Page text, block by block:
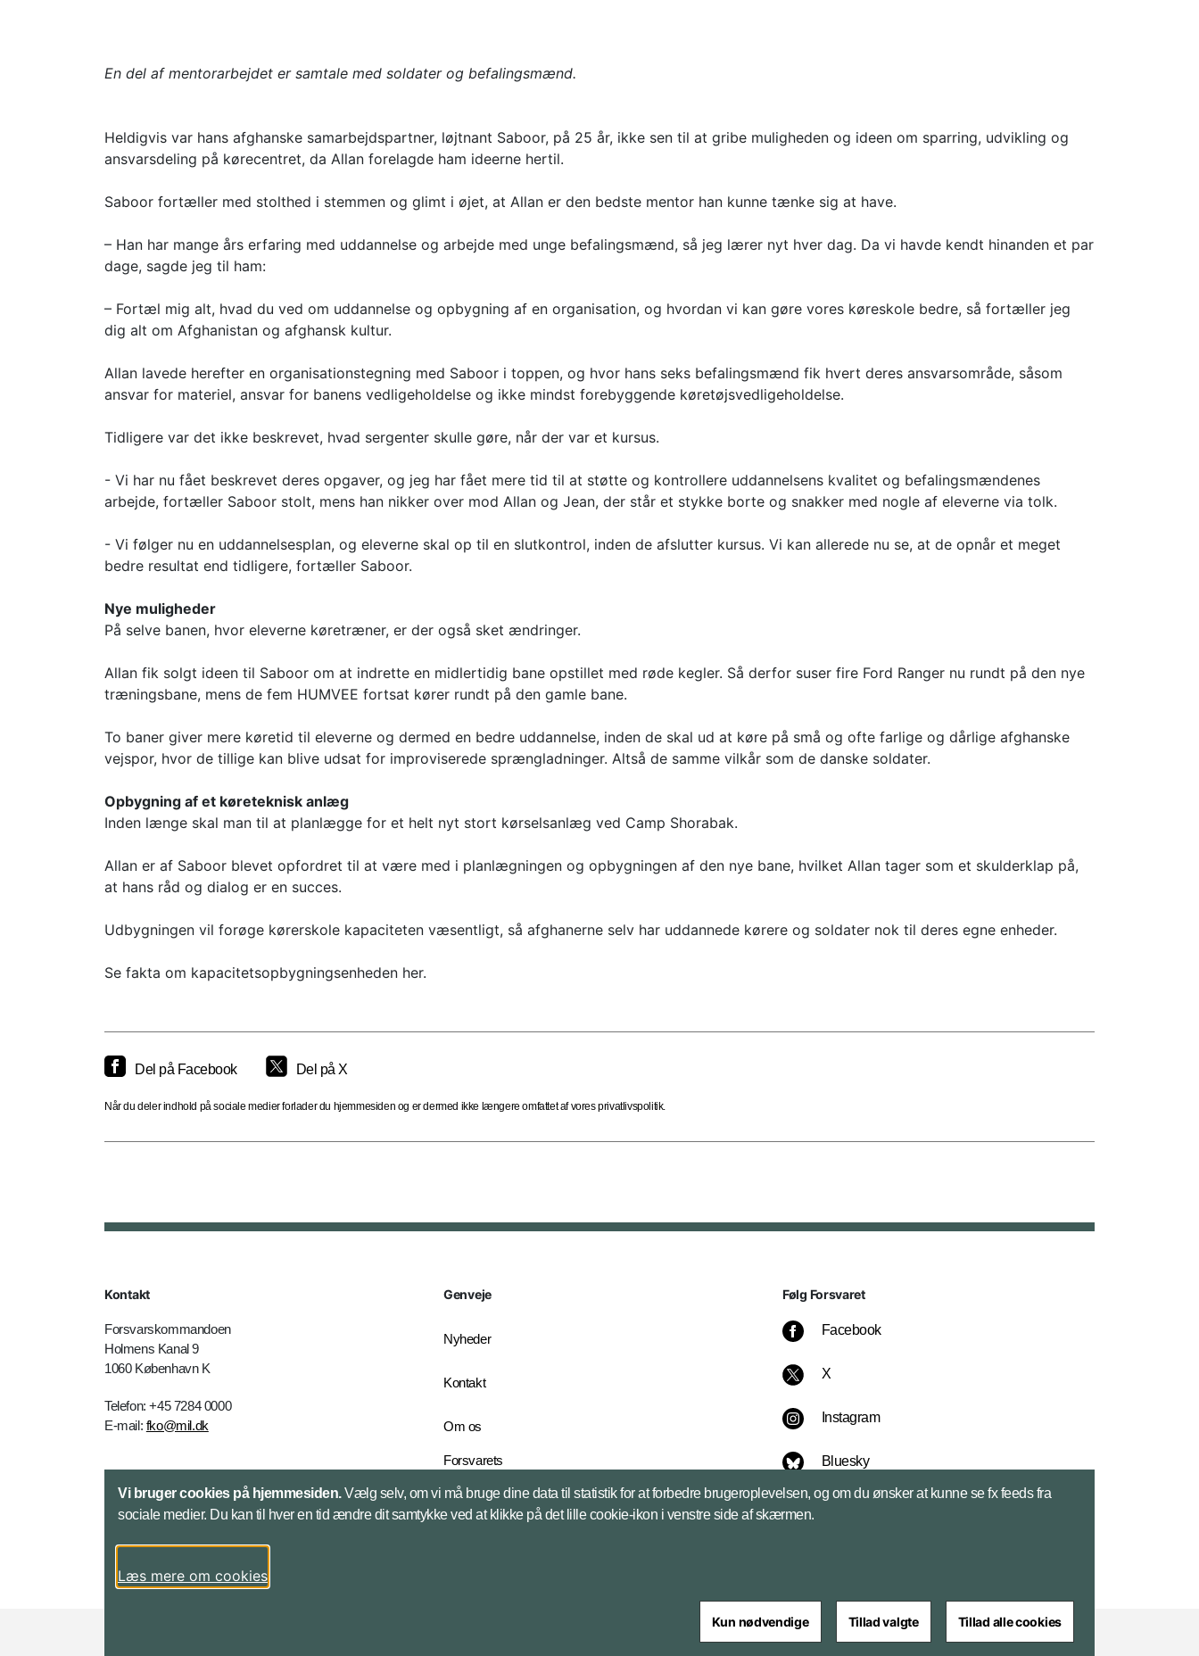
En del af mentorarbejdet er samtale med soldater og befalingsmænd.
Heldigvis var hans afghanske samarbejdspartner, løjtnant Saboor, på 25 år, ikke sen til at gribe muligheden og ideen om sparring, udvikling og
ansvarsdeling på kørecentret, da Allan forelagde ham ideerne hertil.
Saboor fortæller med stolthed i stemmen og glimt i øjet, at Allan er den bedste mentor han kunne tænke sig at have.
– Han har mange års erfaring med uddannelse og arbejde med unge befalingsmænd, så jeg lærer nyt hver dag. Da vi havde kendt hinanden et par
dage, sagde jeg til ham:
– Fortæl mig alt, hvad du ved om uddannelse og opbygning af en organisation, og hvordan vi kan gøre vores køreskole bedre, så fortæller jeg
dig alt om Afghanistan og afghansk kultur.
Allan lavede herefter en organisationstegning med Saboor i toppen, og hvor hans seks befalingsmænd fik hvert deres ansvarsområde, såsom
ansvar for materiel, ansvar for banens vedligeholdelse og ikke mindst forebyggende køretøjsvedligeholdelse.
Tidligere var det ikke beskrevet, hvad sergenter skulle gøre, når der var et kursus.
- Vi har nu fået beskrevet deres opgaver, og jeg har fået mere tid til at støtte og kontrollere uddannelsens kvalitet og befalingsmændenes
arbejde, fortæller Saboor stolt, mens han nikker over mod Allan og Jean, der står et stykke borte og snakker med nogle af eleverne via tolk.
- Vi følger nu en uddannelsesplan, og eleverne skal op til en slutkontrol, inden de afslutter kursus. Vi kan allerede nu se, at de opnår et meget
bedre resultat end tidligere, fortæller Saboor.
Nye muligheder
På selve banen, hvor eleverne køretræner, er der også sket ændringer.
Allan fik solgt ideen til Saboor om at indrette en midlertidig bane opstillet med røde kegler. Så derfor suser fire Ford Ranger nu rundt på den nye
træningsbane, mens de fem HUMVEE fortsat kører rundt på den gamle bane.
To baner giver mere køretid til eleverne og dermed en bedre uddannelse, inden de skal ud at køre på små og ofte farlige og dårlige afghanske
vejspor, hvor de tillige kan blive udsat for improviserede sprængladninger. Altså de samme vilkår som de danske soldater.
Opbygning af et køreteknisk anlæg
Inden længe skal man til at planlægge for et helt nyt stort kørselsanlæg ved Camp Shorabak.
Allan er af Saboor blevet opfordret til at være med i planlægningen og opbygningen af den nye bane, hvilket Allan tager som et skulderklap på,
at hans råd og dialog er en succes.
Udbygningen vil forøge kørerskole kapaciteten væsentligt, så afghanerne selv har uddannede kørere og soldater nok til deres egne enheder.
Se fakta om kapacitetsopbygningsenheden her.
Del på Facebook Del på X
Når du deler indhold på sociale medier forlader du hjemmesiden og er dermed ikke længere omfattet af vores privatlivspolitik.
Kontakt
Forsvarskommandoen
Holmens Kanal 9
1060 København K
Telefon: +45 7284 0000
E-mail: fko@mil.dk
Kontakt
Genveje
Nyheder
Kontakt
Om os
Forsvarets
English Edition
Følg Forsvaret
Facebook
X
Instagram
Bluesky
LinkedIn
Vi bruger cookies på hjemmesiden.Vælg selv, om vi må bruge dine data til statistik for at forbedre brugeroplevelsen, og om du ønsker at kunne se fx feeds fra
sociale medier. Du kan til hver en tid ændre dit samtykke ved at klikke på det lille cookie-ikon i venstre side af skærmen.
Læs mere om cookies
Kun nødvendige Tillad valgte Tillad alle cookies